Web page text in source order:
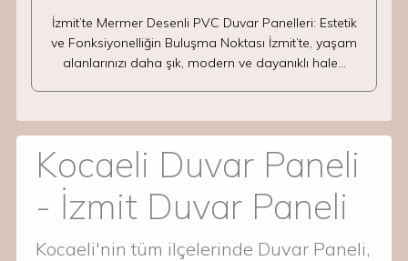
İzmit’te Mermer Desenli PVC Duvar Panelleri: Estetik
ve Fonksiyonelliğin Buluşma Noktası İzmit’te, yaşam
alanlarınızı daha şık, modern ve dayanıklı hale…
Kocaeli Duvar Paneli
- İzmit Duvar Paneli
Kocaeli'nin tüm ilçelerinde Duvar Paneli,